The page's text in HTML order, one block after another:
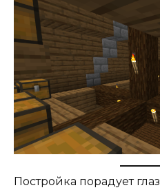
Постройка порадует глаз